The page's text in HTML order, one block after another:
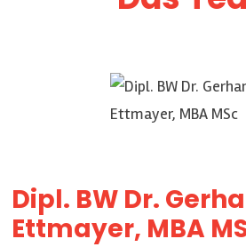
Dipl. BW Dr.
Ettmayer, MBA